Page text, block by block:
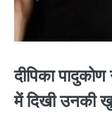
दीपिका
में दिखी उनकी